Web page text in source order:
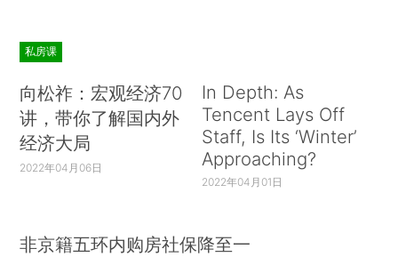
私房课
向松祚：宏观经济70
讲，带你了解国内外
经济大局
2022年04月06日
In Depth: As
Tencent Lays Off
Staff, Is Its ‘Winter’
Approaching?
2022年04月01日
非京籍五环内购房社保降至一